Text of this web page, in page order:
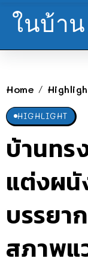
ในบ้าน
Home /
HIGHLIGHT
บ้านทร
แต่งผนั
บรรยา
สภาพแ